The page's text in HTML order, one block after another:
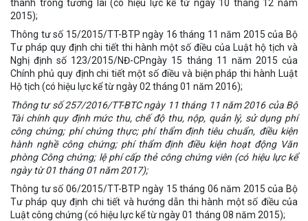
thành trong tương lai (có hiệu lực kể từ ngày 10 tháng 12 năm
2015);
Thông tư số 15/2015/TT-BTP ngày 16 tháng 11 năm 2015 của Bộ
Tư pháp quy định chi tiết thi hành một số điều của Luật hộ tịch và
Nghị định số 123/2015/NĐ-CPngày 15 tháng 11 năm 2015 của
Chính phủ quy định chi tiết một số điều và biện pháp thi hành Luật
Hộ tịch (có hiệu lực kể từ ngày 02 tháng 01 năm 2016);
Thông tư số 257/2016/TT-BTC ngày 11 tháng 11 năm 2016 của Bộ
Tài chính quy định mức thu, chế độ thu, nộp, quản lý, sử dụng phí
công chứng; phí chứng thực; phí thẩm định tiêu chuẩn, điều kiện
hành nghề công chứng; phí thẩm định điều kiện hoạt động Văn
phòng Công chứng; lệ phí cấp thẻ công chứng viên (có hiệu lực kể
ngày từ 01 tháng 01 năm 2017);
Thông tư số 06/2015/TT-BTP ngày 15 tháng 06 năm 2015 của Bộ
Tư pháp quy định chi tiết và hướng dẫn thi hành một số điều của
Luật công chứng (có hiệu lực kể từ ngày 01 tháng 08 năm 2015);